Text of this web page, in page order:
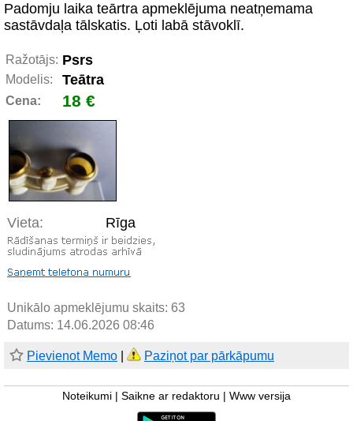
Padomju laika teārtra apmeklējuma neatņemama
sastāvdaļa tālskatis. Ļoti labā stāvoklī.
Ražotājs: Psrs
Modelis: Teātra
Cena: 18 €
Vieta: Rīga
Unikālo apmeklējumu skaits: 63
Datums: 14.06.2026 08:46
Pievienot Memo Paziņot par pārkāpumu
Noteikumi Saikne ar redaktoru Www versija